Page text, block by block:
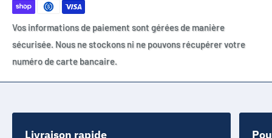
Vos informations de paiement sont gérées de manière
sécurisée. Nous ne stockons ni ne pouvons récupérer votre
numéro de carte bancaire.
Livraison rapide